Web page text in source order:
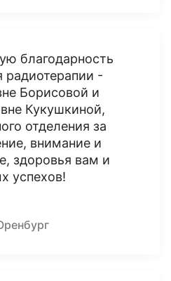
благодарность
радиотерапии -
Борисовой и
Кукушкиной,
отделения за
внимание и
здоровья вам и
успехов!